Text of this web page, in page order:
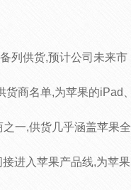
列供货,预计公司未来市
商名单,为苹果的iPad、
一,供货几乎涵盖苹果全
进入苹果产品线,为苹果